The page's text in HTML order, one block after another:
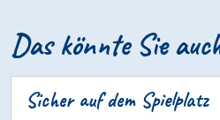
Das kön­n­­­te Sie
Sicher auf dem Spielplatz